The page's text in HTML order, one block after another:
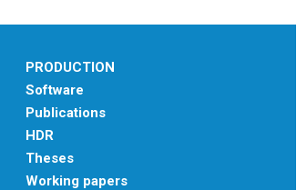
PRODUCTION
Software
Publications
HDR
Theses
Working papers